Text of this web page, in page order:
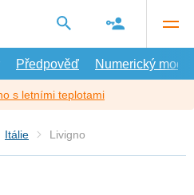
Předpověď Numerický model
s letními teplotami
Itálie Livigno